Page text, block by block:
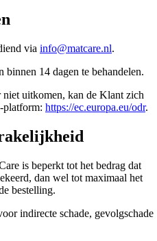
via info@matcare.nl.
binnen 14 dagen te behandelen.
uitkomen, kan de Klant zich
platform: https://ec.europa.eu/odr.
is beperkt tot het bedrag dat
dan wel tot maximaal het
bestelling.
indirecte schade, gevolgschade